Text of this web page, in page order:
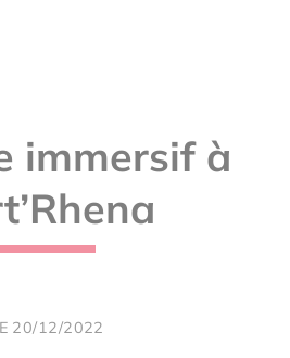
immersif à
20/12/2022